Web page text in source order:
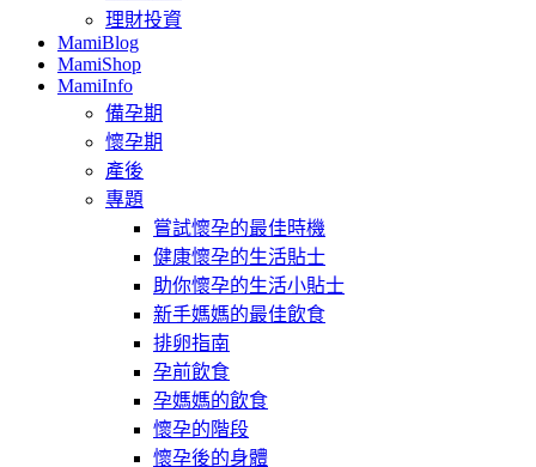
理財投資
MamiBlog
MamiShop
MamiInfo
備孕期
懷孕期
產後
專題
嘗試懷孕的最佳時機
健康懷孕的生活貼士
助你懷孕的生活小貼士
新手媽媽的最佳飲食
排卵指南
孕前飲食
孕媽媽的飲食
懷孕的階段
懷孕後的身體